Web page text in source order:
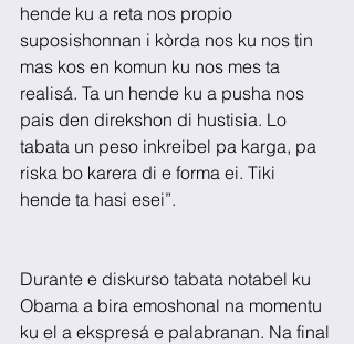
hende ku a reta nos propio
suposishonnan i kòrda nos ku nos tin
mas kos en komun ku nos mes ta
realisá. Ta un hende ku a pusha nos
pais den direkshon di hustisia. Lo
tabata un peso inkreibel pa karga, pa
riska bo karera di e forma ei. Tiki
hende ta hasi esei”.
Durante e diskurso tabata notabel ku
Obama a bira emoshonal na momentu
ku el a ekspresá e palabranan. Na final